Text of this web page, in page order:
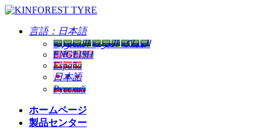
言語： 日本語
المملكة العربية السعودية
ENGLISH
España
日本語
Русский
ホームページ
製品センター